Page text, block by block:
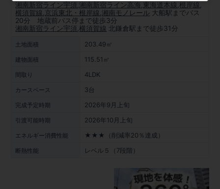
湘南新宿ライン宇須 ,湘南新宿ライン高海 東海道本線 根岸線
横須賀線 京浜東北・根岸線 ,湘南モノレール 大船駅までバス
20分 地蔵前バス停まで徒歩3分
湘南新宿ライン宇須 ,横須賀線 北鎌倉駅まで徒歩31分
土地面積 203.49㎡
建物面積 115.51㎡
間取り 4LDK
カースペース 3台
完成予定時期 2026年9月上旬
引渡可能時期 2026年10月上旬
エネルギー消費性能 ★★★（削減率20％達成）
断熱性能 レベル５（7段階）